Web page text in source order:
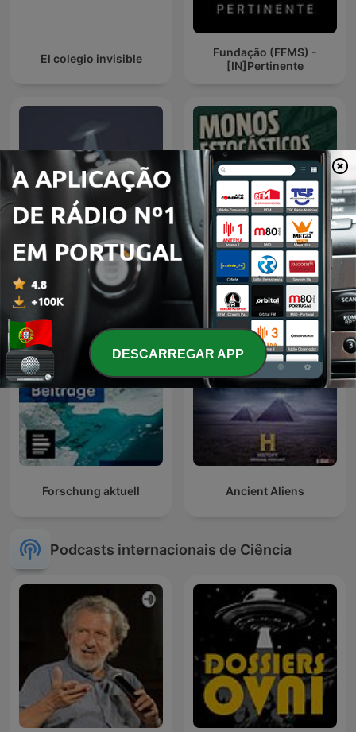
El colegio invisible
Fundação (FFMS) -
[IN]Pertinente
Espacio en blanco monos estocásticos
Forschung aktuell Ancient Aliens
Podcasts internacionais de Ciência
DESCARREGAR APP